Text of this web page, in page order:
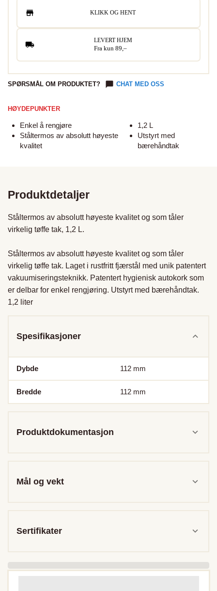
KLIKK OG HENT
LEVERT HJEM
Fra kun 89,–
SPØRSMÅL OM PRODUKTET? CHAT MED OSS
HØYDEPUNKTER
Enkel å rengjøre
Ståltermos av absolutt høyeste
kvalitet
1,2 L
Utstyrt med
bærehåndtak
Produktdetaljer
Ståltermos av absolutt høyeste kvalitet og som tåler
virkelig tøffe tak, 1,2 L.
Ståltermos av absolutt høyeste kvalitet og som tåler
virkelig tøffe tak. Laget i rustfritt fjærstål med unik patentert
vakuumiseringsteknikk. Patentert hygienisk autokork som
er delbar for enkel rengjøring. Utstyrt med bærehåndtak.
1,2 liter
Spesifikasjoner
Dybde 112 mm
Bredde 112 mm
Produktdokumentasjon
Mål og vekt
Sertifikater